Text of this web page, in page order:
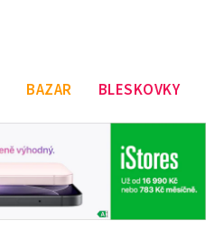
BAZAR BLESKOVKY